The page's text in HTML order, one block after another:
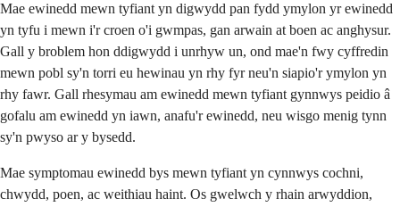
Mae ewinedd mewn tyfiant yn digwydd pan fydd ymylon yr ewinedd
yn tyfu i mewn i'r croen o'i gwmpas, gan arwain at boen ac anghysur.
Gall y broblem hon ddigwydd i unrhyw un, ond mae'n fwy cyffredin
mewn pobl sy'n torri eu hewinau yn rhy fyr neu'n siapio'r ymylon yn
rhy fawr. Gall rhesymau am ewinedd mewn tyfiant gynnwys peidio â
gofalu am ewinedd yn iawn, anafu'r ewinedd, neu wisgo menig tynn
sy'n pwyso ar y bysedd.
Mae symptomau ewinedd bys mewn tyfiant yn cynnwys cochni,
chwydd, poen, ac weithiau haint. Os gwelwch y rhain arwyddion,